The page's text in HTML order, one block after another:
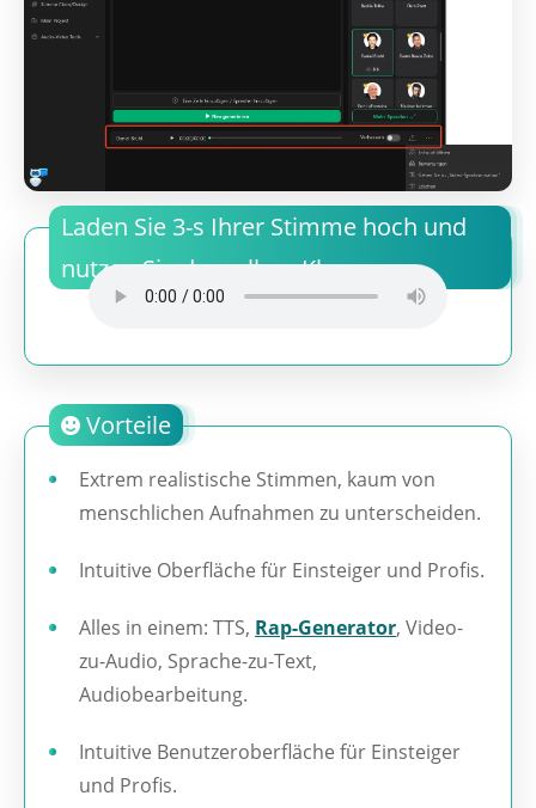
Laden Sie 3-s Ihrer Stimme hoch und
nutzen Sie denselben Klon.
Vorteile
Extrem realistische Stimmen, kaum von
menschlichen Aufnahmen zu unterscheiden.
Intuitive Oberfläche für Einsteiger und Profis.
Alles in einem: TTS, Rap-Generator, Video-
zu-Audio, Sprache-zu-Text,
Audiobearbeitung.
Intuitive Benutzeroberfläche für Einsteiger
und Profis.